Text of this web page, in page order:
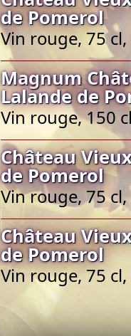
de Pomerol
Vin rouge, 75
Magnum
Lalande de
Vin rouge, 150
Château
de Pomerol
Vin rouge, 75
Château
de Pomerol
Vin rouge, 75